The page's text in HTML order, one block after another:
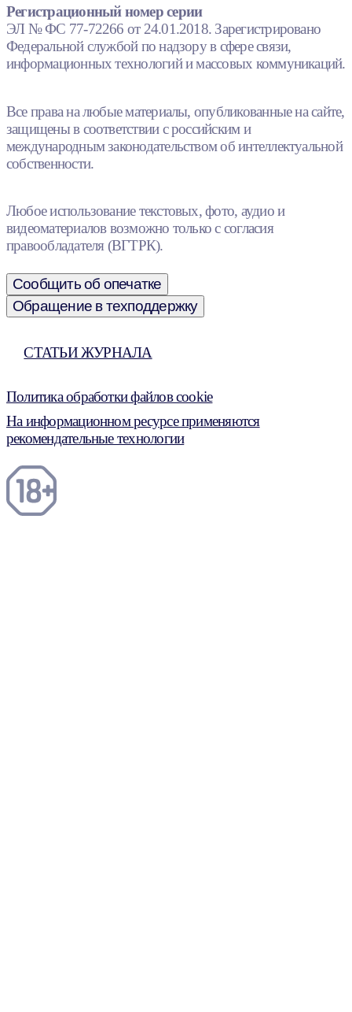
Регистрационный номер серии
ЭЛ № ФС 77-72266 от 24.01.2018. Зарегистрировано
Федеральной службой по надзору в сфере связи,
информационных технологий и массовых коммуникаций.
Все права на любые материалы, опубликованные на сайте,
защищены в соответствии с российским и
международным законодательством об интеллектуальной
собственности.
Любое использование текстовых, фото, аудио и
видеоматериалов возможно только с согласия
правообладателя (ВГТРК).
Сообщить об опечатке
Обращение в техподдержку
СТАТЬИ ЖУРНАЛА
Политика обработки файлов cookie
На информационном ресурсе применяются
рекомендательные технологии